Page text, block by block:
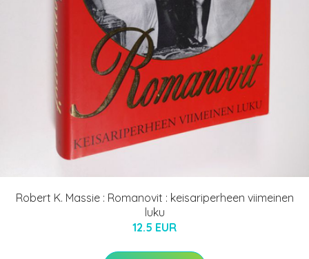
Robert K. Massie : Romanovit : keisariperheen viimeinen
luku
12.5 EUR